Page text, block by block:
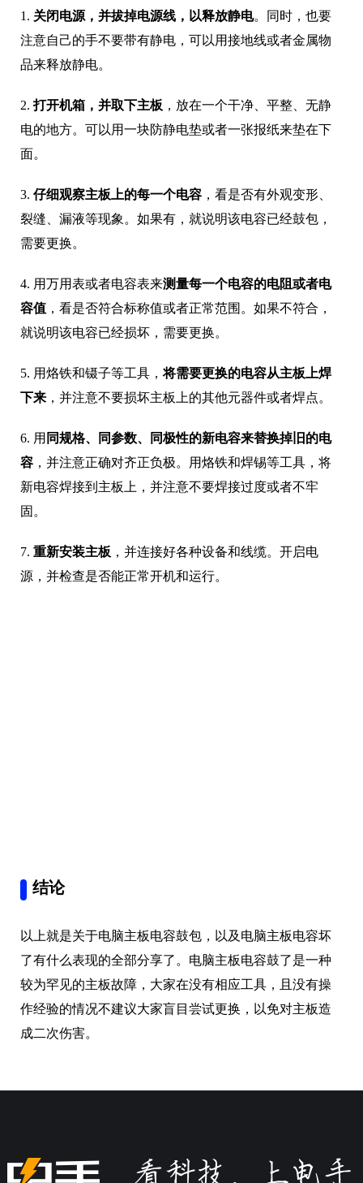
1. 关闭电源，并拔掉电源线，以释放静电。同时，也要
注意自己的手不要带有静电，可以用接地线或者金属物
品来释放静电。
2.打开机箱，并取下主板 ，放在一个干净、平整、无静
电的地方。可以用一块防静电垫或者一张报纸来垫在下
面。
3. 仔细观察主板上的每一个电容 ，看是否有外观变形、
裂缝、漏液等现象。如果有，就说明该电容已经鼓包，
需要更换。
4. 用万用表或者电容表来测量每一个电容的电阻或者电
容值 ，看是否符合标称值或者正常范围。如果不符合，
就说明该电容已经损坏，需要更换。
5. 用烙铁和镊子等工具，将需要更换的电容从主板上焊
下来 ，并注意不要损坏主板上的其他元器件或者焊点。
6. 用 同规格、同参数、同极性的新电容来替换掉旧的电
容 ，并注意正确对齐正负极。用烙铁和焊锡等工具，将
新电容焊接到主板上，并注意不要焊接过度或者不牢
固。
7. 重新安装主板 ，并连接好各种设备和线缆。开启电
源，并检查是否能正常开机和运行。
结论
以上就是关于电脑主板电容鼓包，以及电脑主板电容坏
了有什么表现的全部分享了。电脑主板电容鼓了是一种
较为罕见的主板故障，大家在没有相应工具，且没有操
作经验的情况不建议大家盲目尝试更换，以免对主板造
成二次伤害。